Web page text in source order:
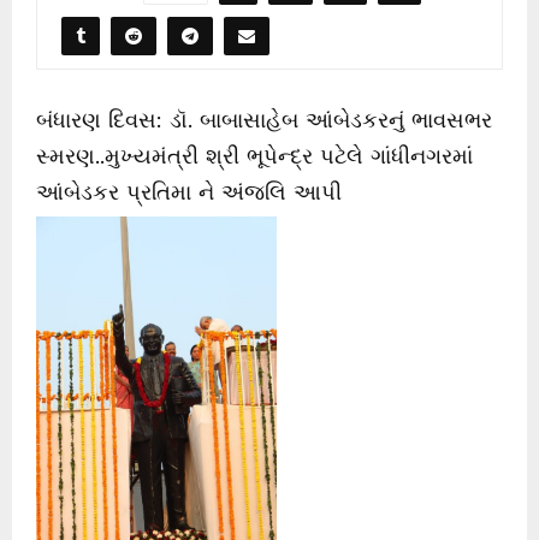
બંધારણ દિવસ: ડૉ. બાબાસાહેબ આંબેડકરનું ભાવસભર
સ્મરણ..મુખ્યમંત્રી શ્રી ભૂપેન્દ્ર પટેલે ગાંધીનગરમાં
આંબેડકર પ્રતિમા ને અંજલિ આપી